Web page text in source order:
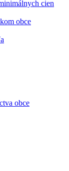
cien
obce
obce